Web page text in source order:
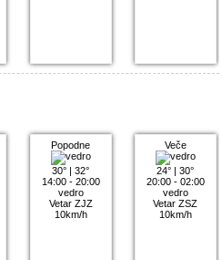
Popodne
30° |32°
14:00 - 20:00
vedro
Vetar ZJZ
10km/h
Veče
24° |30°
20:00 - 02:00
vedro
Vetar ZSZ
10km/h